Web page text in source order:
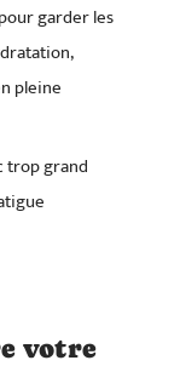
garder les
pleine
trop grand
votre